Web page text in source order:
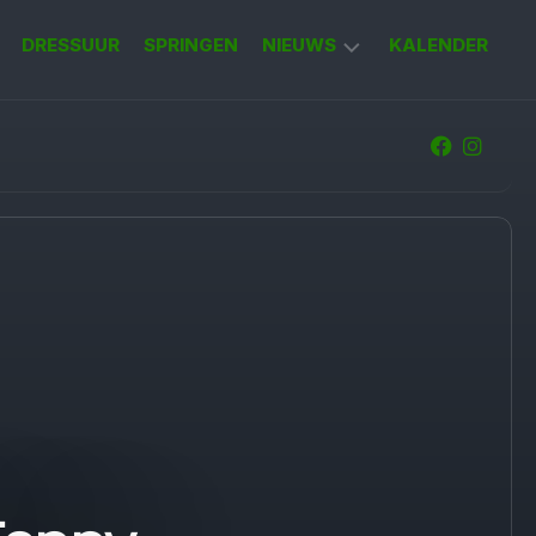
DRESSUUR SPRINGEN NIEUWS KALENDER